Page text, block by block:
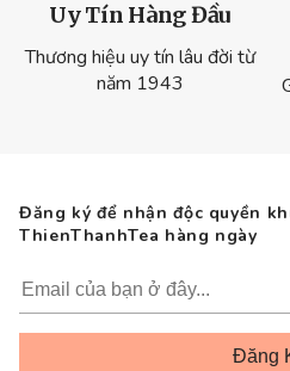
Uy Tín Hàng Đầu
Thương hiệu uy tín lâu đời từ
năm 1943
Đăng ký để nhận độc quyền
ThienThanhTea hàng ngày